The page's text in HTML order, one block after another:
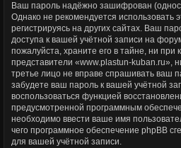
Ваш пароль надёжно зашифрован
Однако не рекомендуется использовать
регистрируясь на других сайтах. Ваш
доступа к вашей учётной записи на
пожалуйста, храните его в тайне, ни при
представители «www.plastun-kuban.ru»,
третье лицо не вправе спрашивать ваш
забудете ваш пароль к вашей учётной
воспользоваться функцией
предусмотренной программным
необходимо ввести ваше имя
чего программное обеспечение phpBB
для вашей учётной записи.